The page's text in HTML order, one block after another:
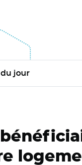
jour